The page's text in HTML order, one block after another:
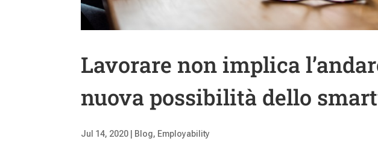
Lavorare non implica
nuova possibilità dello
Jul 14, 2020 Blog, Employability